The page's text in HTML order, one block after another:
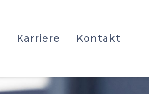
Karriere Kontakt